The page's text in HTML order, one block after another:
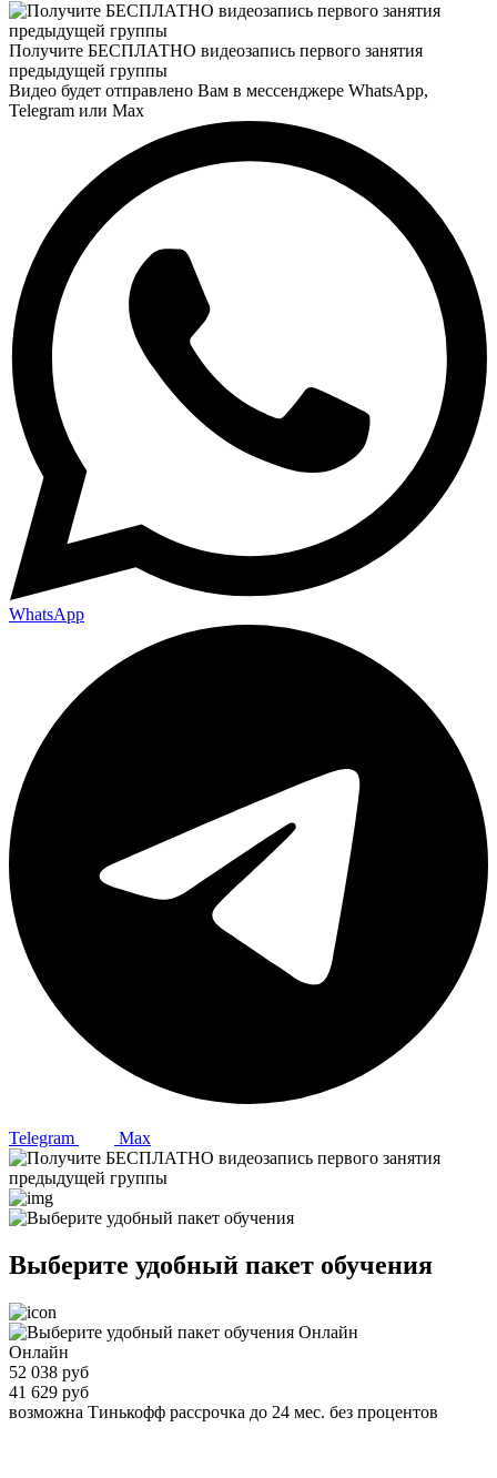
Получите БЕСПЛАТНО видеозапись первого занятия
предыдущей группы
Видео будет отправлено Вам в мессенджере WhatsApp,
Telegram или Max
WhatsApp
Telegram Max
Выберите удобный пакет обучения
Онлайн
52 038 руб
41 629 руб
возможна Тинькофф рассрочка до 24 мес. без процентов